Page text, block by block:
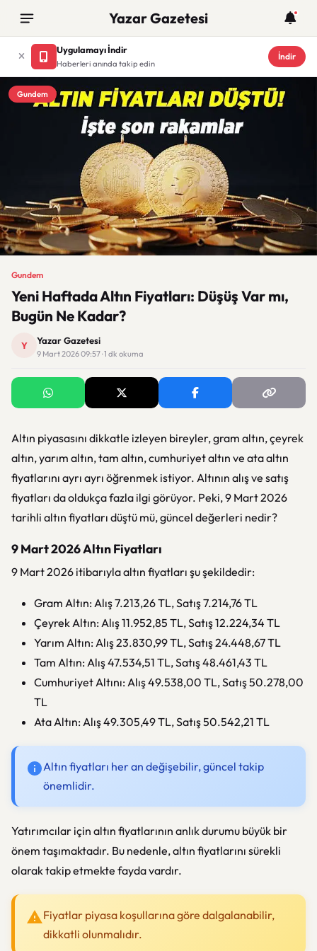
Yazar Gazetesi
Uygulamayı İndir
Haberleri anında takip edin
İndir
Gundem
Gundem
Yeni Haftada Altın Fiyatları: Düşüş Var mı,
Bugün Ne Kadar?
Y Yazar Gazetesi
9 Mart 2026 09:57 · 1 dk okuma
Altın piyasasını dikkatle izleyen bireyler, gram altın, çeyrek
altın, yarım altın, tam altın, cumhuriyet altın ve ata altın
fiyatlarını ayrı ayrı öğrenmek istiyor. Altının alış ve satış
fiyatları da oldukça fazla ilgi görüyor. Peki, 9 Mart 2026
tarihli altın fiyatları düştü mü, güncel değerleri nedir?
9 Mart 2026 Altın Fiyatları
9 Mart 2026 itibarıyla altın fiyatları şu şekildedir:
Gram Altın: Alış 7.213,26 TL, Satış 7.214,76 TL
Çeyrek Altın: Alış 11.952,85 TL, Satış 12.224,34 TL
Yarım Altın: Alış 23.830,99 TL, Satış 24.448,67 TL
Tam Altın: Alış 47.534,51 TL, Satış 48.461,43 TL
Cumhuriyet Altını: Alış 49.538,00 TL, Satış 50.278,00
TL
Ata Altın: Alış 49.305,49 TL, Satış 50.542,21 TL
Altın fiyatları her an değişebilir, güncel takip
önemlidir.
Yatırımcılar için altın fiyatlarının anlık durumu büyük bir
önem taşımaktadır. Bu nedenle, altın fiyatlarını sürekli
olarak takip etmekte fayda vardır.
Fiyatlar piyasa koşullarına göre dalgalanabilir,
dikkatli olunmalıdır.